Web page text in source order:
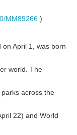
MM89266 )
April 1, was born
world. The
across the
22) and World